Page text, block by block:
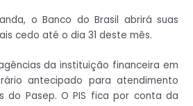
o Banco do Brasil abrirá suas
cedo até o dia 31 deste mês.
da instituição financeira em
antecipado para atendimento
do Pasep. O PIS fica por conta da